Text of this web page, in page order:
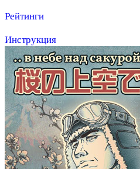
Рейтинги
Инструкция